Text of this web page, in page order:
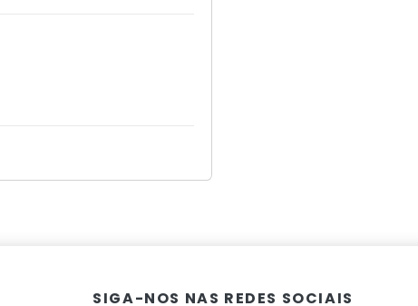
SIGA-NOS NAS REDES SOCIAIS